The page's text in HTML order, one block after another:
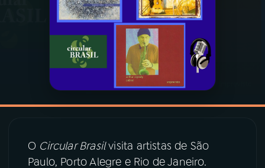
PROGRAMAS
PODCASTS
O Circular Brasilvisita artistas de São
Paulo, Porto Alegre e Rio de Janeiro.